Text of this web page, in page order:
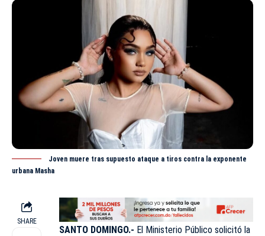
Joven muere tras supuesto ataque a tiros contra la exponente
urbana Masha
SHARE
SANTO DOMINGO.- El Ministerio Público solicitó la